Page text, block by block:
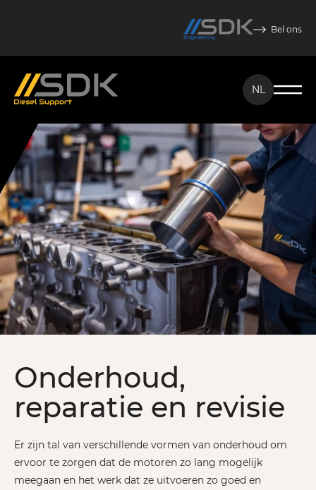
Bel ons
NL
EN
Onderhoud,
reparatie en revisie
Er zijn tal van verschillende vormen van onderhoud om
ervoor te zorgen dat de motoren zo lang mogelijk
meegaan en het werk dat ze uitvoeren zo goed en